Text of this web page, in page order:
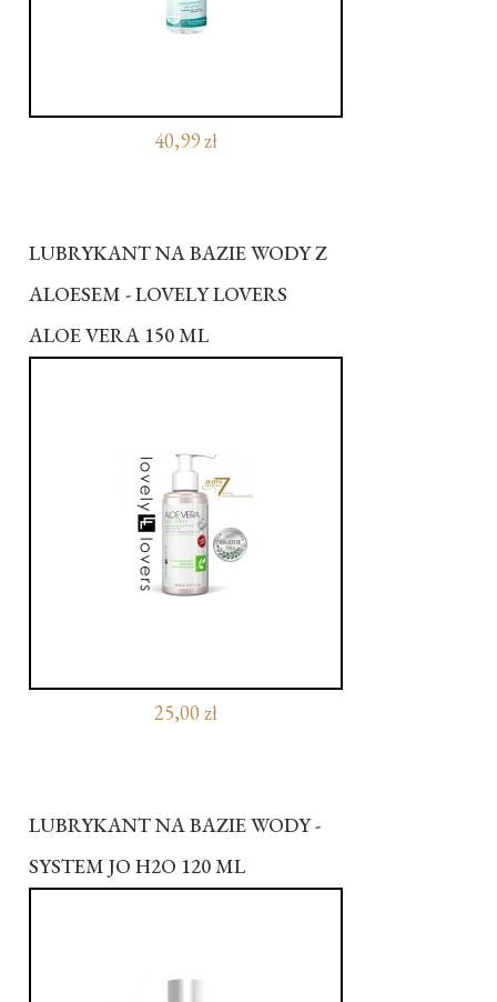
40,99 zł
LUBRYKANT NA BAZIE WODY Z
ALOESEM - LOVELY LOVERS
ALOE VERA 150 ML
25,00 zł
LUBRYKANT NA BAZIE WODY -
SYSTEM JO H2O 120 ML